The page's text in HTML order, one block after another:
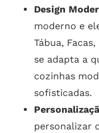
Design
moderno e
Tábua,
se adapta a
cozinhas
sofisticadas.
personalizar